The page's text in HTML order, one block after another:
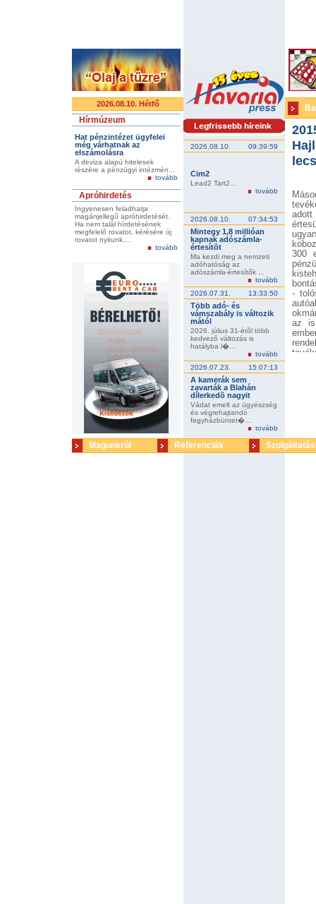
2026.08.10. Hétfő
Hírmúzeum
Hat pénzintézet ügyfelei
még várhatnak az
elszámolásra
A deviza alapú hitelesek
részére a pénzügyi intézmén...
tovább
Apróhirdetés
Ingyenesen feladhatja
magánjellegű apróhirdetését.
Ha nem talál hírdetésének
megfelelő rovatot, kérésére új
rovatot nyitunk....
tovább
2026.08.10. 09:39:59
Cim2
Lead2 Tart2...
tovább
2026.08.10. 07:34:53
Mintegy 1,8 millióan
kapnak adószámla-
értesítõt
Ma kezdi meg a nemzeti
adóhatóság az
adószámla-értesítõk ...
tovább
2026.07.31.
13:33:50
Több adó- és
vámszabály is változik
mától
2026. július 31-étõl több
kedvezõ változás is
hatályba l�...
tovább
2026.07.23.
15:07:13
A kamerák sem
zavarták a Blahán
dílerkedõ nagyit
Vádat emelt az ügyészség
és végrehajtandó
fegyházbüntet�...
tovább
adott
300
-
az
a
NAV.
Magunkról Referenciák